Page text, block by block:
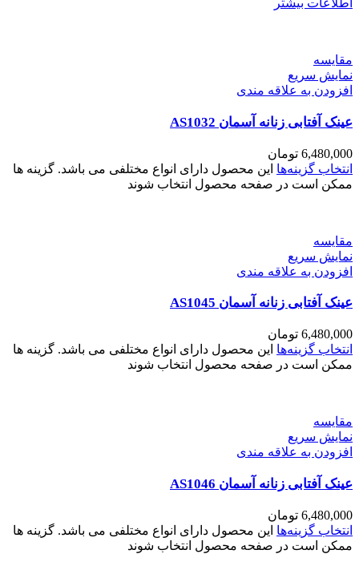
اطلاعات بیشتر
مقايسه
نمایش سریع
افزودن به علاقه مندی
عینک آفتابی زنانه آسمان AS1032
6,480,000 تومان
انتخاب گزینه‌ها این محصول دارای انواع مختلفی می باشد. گزینه ها
ممکن است در صفحه محصول انتخاب شوند
مقايسه
نمایش سریع
افزودن به علاقه مندی
عینک آفتابی زنانه آسمان AS1045
6,480,000 تومان
انتخاب گزینه‌ها این محصول دارای انواع مختلفی می باشد. گزینه ها
ممکن است در صفحه محصول انتخاب شوند
مقايسه
نمایش سریع
افزودن به علاقه مندی
عینک آفتابی زنانه آسمان AS1046
6,480,000 تومان
انتخاب گزینه‌ها این محصول دارای انواع مختلفی می باشد. گزینه ها
ممکن است در صفحه محصول انتخاب شوند